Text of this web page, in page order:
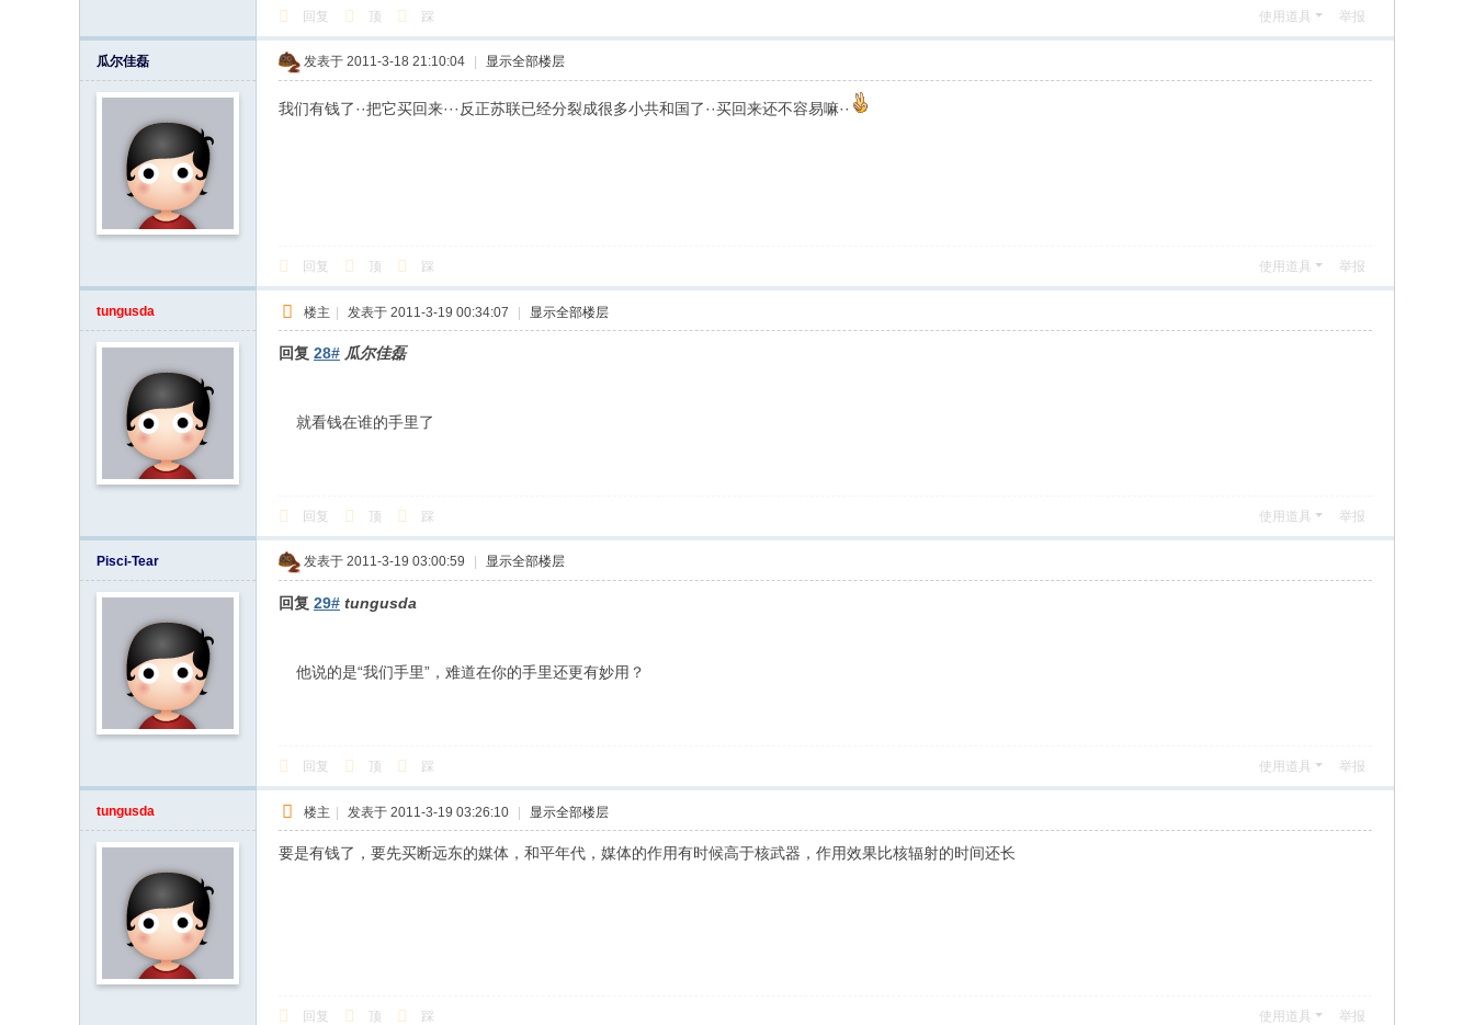
回复 顶 踩 使用道具 举报
瓜尔佳磊 发表于 2011-3-18 21:10:04 显示全部楼层
我们有钱了··把它买回来···反正苏联已经分裂成很多小共和国了··买回来还不容易嘛··
回复 顶 踩 使用道具 举报
tungusda 楼主 | 发表于 2011-3-19 00:34:07 | 显示全部楼层
回复 28# 瓜尔佳磊
就看钱在谁的手里了
回复 顶 踩 使用道具 举报
Pisci-Tear 发表于 2011-3-19 03:00:59 显示全部楼层
回复 29# tungusda
他说的是“我们手里”，难道在你的手里还更有妙用？
回复 顶 踩 使用道具 举报
tungusda 楼主 | 发表于 2011-3-19 03:26:10 | 显示全部楼层
要是有钱了，要先买断远东的媒体，和平年代，媒体的作用有时候高于核武器，作用效果比核辐射的时间还长
回复 顶 踩 使用道具 举报